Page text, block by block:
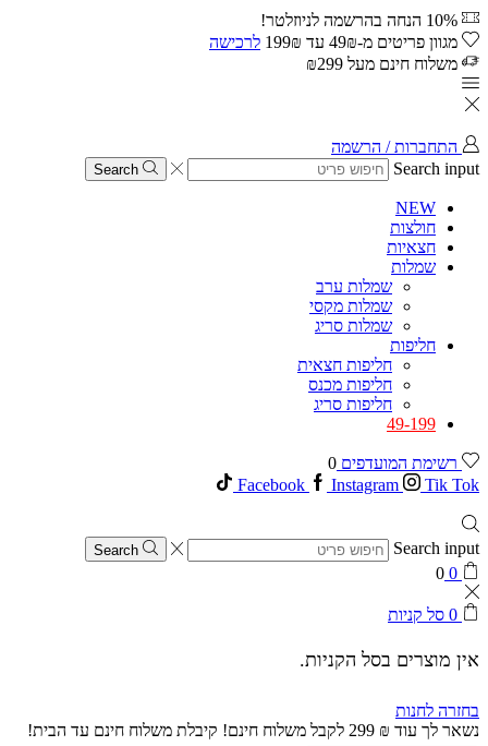
10% הנחה בהרשמה לניוזלטר!
מגוון פריטים מ-49₪ עד 199₪
לרכישה
משלוח חינם מעל ₪299
התחברות / הרשמה
Search input
Search
NEW
חולצות
חצאיות
שמלות
שמלות ערב
שמלות מקסי
שמלות סריג
חליפות
חליפות חצאית
חליפות מכנס
חליפות סריג
49-199
רשימת המועדפים 0
Facebook
Instagram Tik Tok
Search input
Search
0
0
0 סל קניות
אין מוצרים בסל הקניות.
בחזרה לחנות
נשאר לך עוד
299 ₪ לקבל משלוח חינם! קיבלת משלוח חינם עד הבית!